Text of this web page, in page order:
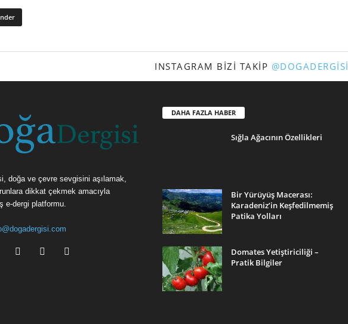
INSTAGRAM BIZI TAKIP @DOGADERGISI
doğa ve çevre sevgisini aşılamak,
dikkat çekmek amacıyla
e-dergi platformu.
DAHA FAZLA HABER
Sığla Ağacının Özellikleri
Bir Yürüyüş Macerası:
Karadeniz’in Keşfedilmemiş
Patika Yolları
Domates Yetiştiriciliği –
Pratik Bilgiler